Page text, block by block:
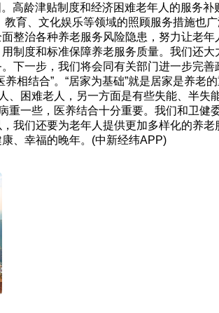
高龄津贴制度和经济困难老年人的服务
育、文化娱乐等领域的照顾服务措施也
整治各种养老服务风险隐患，努力让老
制度和标准保障养老服务质量。我们还
下一步，我们将会同有关部门进一步完
结合”。“居家为基础”就是居家是养老
困难老人，另一方面是有些失能、半失
重一些，医养结合十分重要。我们和卫健
我们还要为老年人提供更加多样化的养
、幸福的晚年。(中新经纬APP)